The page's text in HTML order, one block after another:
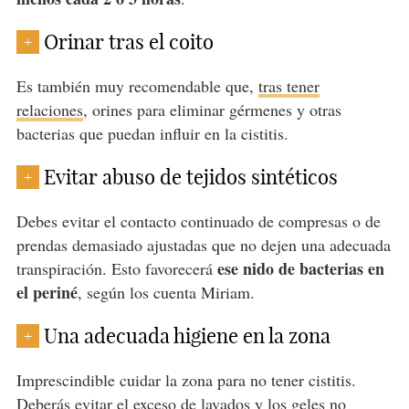
+ Orinar tras el coito
Es también muy recomendable que, tras tener
relaciones, orines para eliminar gérmenes y otras
bacterias que puedan influir en la cistitis.
+ Evitar abuso de tejidos sintéticos
Debes evitar el contacto continuado de compresas o de
prendas demasiado ajustadas que no dejen una adecuada
transpiración. Esto favorecerá ese nido de bacterias en
el periné, según los cuenta Miriam.
+ Una adecuada higiene en la zona
Imprescindible cuidar la zona para no tener cistitis.
Deberás evitar el exceso de lavados y los geles no